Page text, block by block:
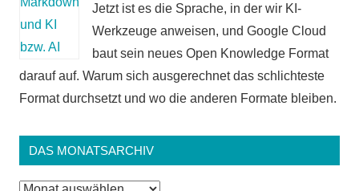
Jetzt ist es die Sprache, in der wir KI-
Werkzeuge anweisen, und Google Cloud
baut sein neues Open Knowledge Format
darauf auf. Warum sich ausgerechnet das schlichteste
Format durchsetzt und wo die anderen Formate bleiben.
DAS MONATSARCHIV
Das